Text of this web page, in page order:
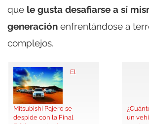
que le gusta desafiarse a sí
generación enfrentándose a
complejos.
El
Mitsubishi Pajero se
despide con la Final
un